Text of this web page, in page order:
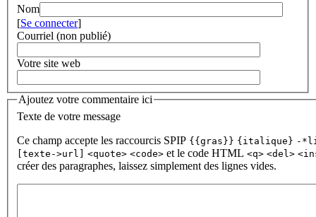
Nom
[Se connecter]
Courriel (non publié)
Votre site web
Ajoutez votre commentaire ici
Texte de votre message
Ce champ accepte les raccourcis SPIP {{gras}} {italique} -
[texte->url] <quote> <code> et le code HTML <q> <del>
créer des paragraphes, laissez simplement des lignes vides.